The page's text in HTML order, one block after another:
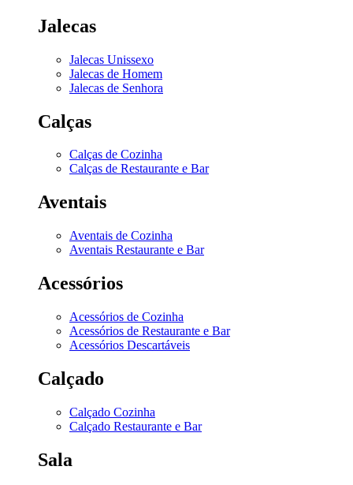
Jalecas
Jalecas Unissexo
Jalecas de Homem
Jalecas de Senhora
Calças
Calças de Cozinha
Calças de Restaurante e Bar
Aventais
Aventais de Cozinha
Aventais Restaurante e Bar
Acessórios
Acessórios de Cozinha
Acessórios de Restaurante e Bar
Acessórios Descartáveis
Calçado
Calçado Cozinha
Calçado Restaurante e Bar
Sala